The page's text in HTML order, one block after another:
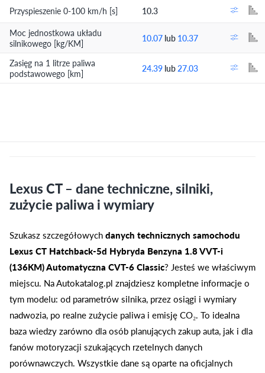
Przyspieszenie 0-100 km/h [s]
10.3
Moc jednostkowa układu
silnikowego [kg/KM]
10.07 lub 10.37
Zasięg na 1 litrze paliwa
podstawowego [km]
24.39 lub27.03
Lexus CT – dane techniczne, silniki,
zużycie paliwa i wymiary
Szukasz szczegółowychdanych technicznych samochodu
Lexus CT Hatchback-5d Hybryda Benzyna 1.8 VVT-i
(136KM) Automatyczna CVT-6 Classic? Jesteś we właściwym
miejscu. Na Autokatalog.pl znajdziesz kompletne informacje o
tym modelu: od parametrów silnika, przez osiągi i wymiary
nadwozia, po realne zużycie paliwa i emisję CO₂. To idealna
baza wiedzy zarówno dla osób planujących zakup auta, jak i dla
fanów motoryzacji szukających rzetelnych danych
porównawczych. Wszystkie dane są oparte na oficjalnych